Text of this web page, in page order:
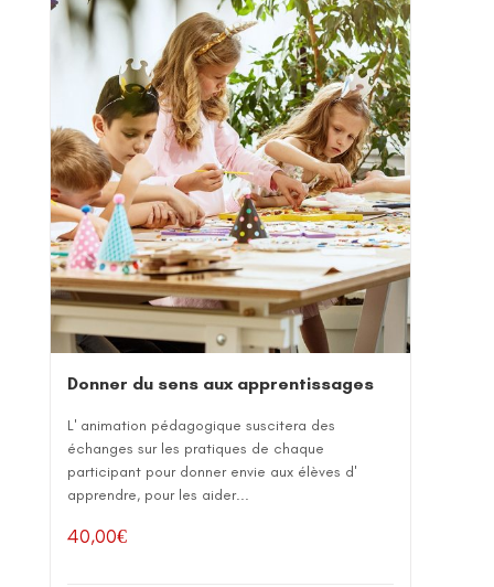
Donner du sens aux apprentissages
L' animation pédagogique suscitera des
échanges sur les pratiques de chaque
participant pour donner envie aux élèves d'
apprendre, pour les aider...
40,00€